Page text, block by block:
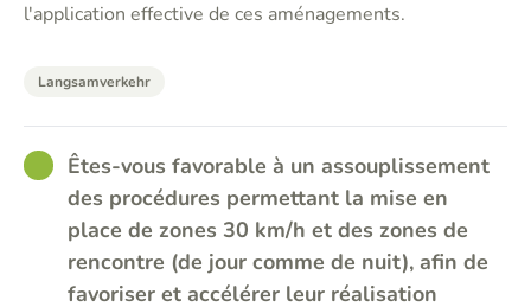
l'application effective de ces aménagements.
Langsamverkehr
GOODÊtes-vous favorable à un assouplissement
des procédures permettant la mise en
place de zones 30 km/h et des zones de
rencontre (de jour comme de nuit), afin de
favoriser et accélérer leur réalisation